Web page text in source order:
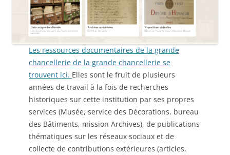
Les ressources documentaires de la grande
chancellerie de la grande chancellerie se
trouvent ici. Elles sont le fruit de plusieurs
années de travail à la fois de recherches
historiques sur cette institution par ses propres
services (Musée, service des Décorations, bureau
des Bâtiments, mission Archives), de publications
thématiques sur les réseaux sociaux et de
collecte de contributions extérieures (articles,